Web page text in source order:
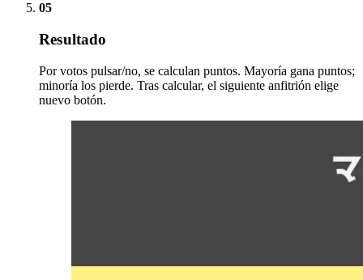
05
Resultado
Por votos pulsar/no, se calculan puntos. Mayoría gana puntos;
minoría los pierde. Tras calcular, el siguiente anfitrión elige
nuevo botón.